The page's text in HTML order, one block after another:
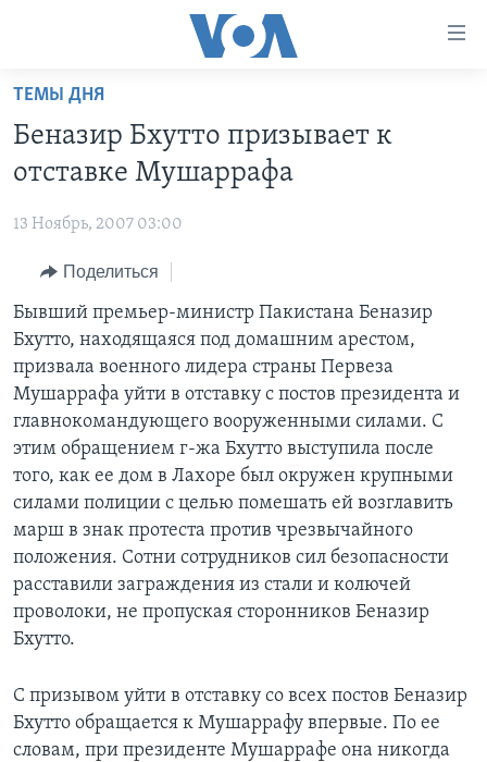
Перейти
основной
контент
навигации
Перейти
поиск
ПРОГРАММЫ
НОВОСТИ ЗА МИНУТУ
ИТОГИ
ПОЧЕМУ ЭТО ВАЖНО?
ДИСКУССИЯ VOA
ДЕТАЛИ
НЬЮ-ЙОРК NEW YORK
АМЕРИКА. БОЛЬШОЕ ПУТЕШЕСТВИЕ
УЧИМ АНГЛИЙСКИЙ
НАША АМЕРИКАНСКАЯ ИСТОРИЯ
А КАК В АМЕРИКЕ?
АРТЕФАКТЫ
АМЕРИКАНСКИЕ ГОРОДКИ
ТЕСТЫ
ЭКСПЕРТИЗА
ИНТЕРВЬЮ
ФАКТЫ ПРОТИВ ФЕЙКОВ
ЗА СВОБОДУ ПРЕССЫ
УЧИМ АНГЛИЙСКИЙ
ВИДЕО
ПОДПИСКА НА НОВОСТИ
Learning English
СОЦИАЛЬНЫЕ СЕТИ
Языки
ТЕМЫ ДНЯ
Беназир Бхутто призывает к
отставке Мушаррафа
13 Ноябрь, 2007 03:00
Поделиться
Бывший премьер-министр Пакистана Беназир
Бхутто, находящаяся под домашним арестом,
призвала военного лидера страны Первеза
Мушаррафа уйти в отставку с постов президента и
главнокомандующего вооруженными силами. С
этим обращением г-жа Бхутто выступила после
того, как ее дом в Лахоре был окружен крупными
силами полиции с целью помешать ей возглавить
марш в знак протеста против чрезвычайного
положения. Сотни сотрудников сил безопасности
расставили заграждения из стали и колючей
проволоки, не пропуская сторонников Беназир
Бхутто.
С призывом уйти в отставку со всех постов Беназир
Бхутто обращается к Мушаррафу впервые. По ее
словам, при президенте Мушаррафе она никогда